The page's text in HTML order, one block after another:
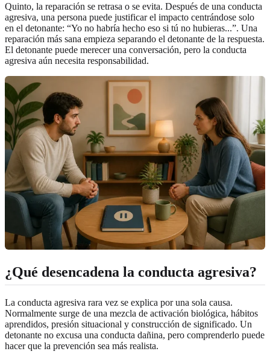
Quinto, la reparación se retrasa o se evita. Después de una conducta
agresiva, una persona puede justificar el impacto centrándose solo
en el detonante: “Yo no habría hecho eso si tú no hubieras...”. Una
reparación más sana empieza separando el detonante de la respuesta.
El detonante puede merecer una conversación, pero la conducta
agresiva aún necesita responsabilidad.
¿Qué desencadena la conducta agresiva?
La conducta agresiva rara vez se explica por una sola causa.
Normalmente surge de una mezcla de activación biológica, hábitos
aprendidos, presión situacional y construcción de significado. Un
detonante no excusa una conducta dañina, pero comprenderlo puede
hacer que la prevención sea más realista.